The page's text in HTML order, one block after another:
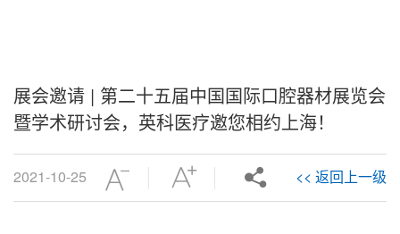
展会邀请 | 第二十五届中国国际口腔器材展览会
暨学术研讨会，英科医疗邀您相约上海！
2021-10-25 << 返回上一级